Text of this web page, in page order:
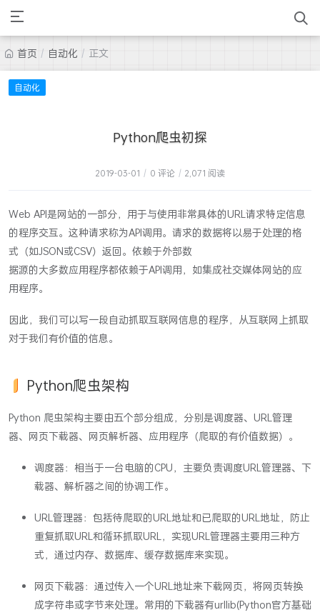
首页 / 自动化 / 正文
自动化
Python爬虫初探
2019-03-01 / 0 评论 / 2,071 阅读
Web API是网站的一部分，用于与使用非常具体的URL请求特定信息
的程序交互。这种请求称为API调用。请求的数据将以易于处理的格
式（如JSON或CSV）返回。依赖于外部数
据源的大多数应用程序都依赖于API调用，如集成社交媒体网站的应
用程序。
因此，我们可以写一段自动抓取互联网信息的程序，从互联网上抓取
对于我们有价值的信息。
Python爬虫架构
Python 爬虫架构主要由五个部分组成，分别是调度器、URL管理
器、网页下载器、网页解析器、应用程序（爬取的有价值数据）。
调度器：相当于一台电脑的CPU，主要负责调度URL管理器、下
载器、解析器之间的协调工作。
URL管理器：包括待爬取的URL地址和已爬取的URL地址，防止
重复抓取URL和循环抓取URL，实现URL管理器主要用三种方
式，通过内存、数据库、缓存数据库来实现。
网页下载器：通过传入一个URL地址来下载网页，将网页转换
成字符串或字节来处理。常用的下载器有urllib(Python官方基础